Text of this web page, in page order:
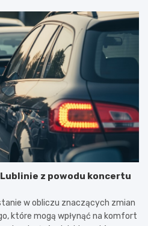
z powodu koncertu
w obliczu znaczących zmian
które mogą wpłynąć na komfort